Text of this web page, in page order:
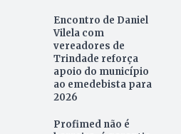
Encontro de Daniel
Vilela com
vereadores de
Trindade reforça
apoio do município
ao emedebista para
2026
Profimed não é